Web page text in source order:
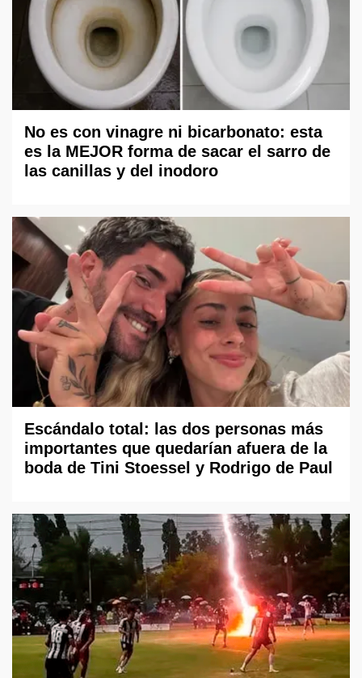
No es con vinagre ni bicarbonato: esta
es la MEJOR forma de sacar el sarro de
las canillas y del inodoro
Escándalo total: las dos personas más
importantes que quedarían afuera de la
boda de Tini Stoessel y Rodrigo de Paul